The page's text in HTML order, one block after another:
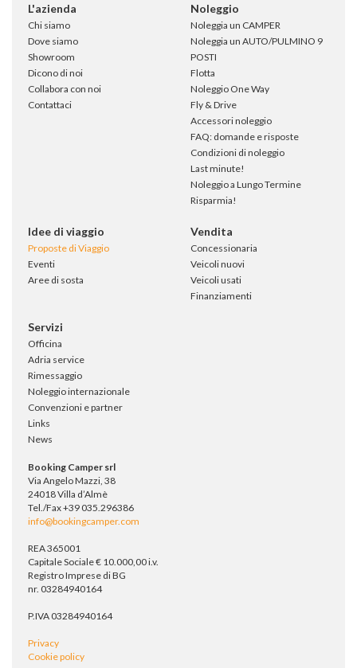
L'azienda
Chi siamo
Dove siamo
Showroom
Dicono di noi
Collabora con noi
Contattaci
Noleggio
Noleggia un CAMPER
Noleggia un AUTO/PULMINO 9
POSTI
Flotta
Noleggio One Way
Fly & Drive
Accessori noleggio
FAQ: domande e risposte
Condizioni di noleggio
Last minute!
Noleggio a Lungo Termine
Risparmia!
Idee di viaggio
Proposte di Viaggio
Eventi
Aree di sosta
Vendita
Concessionaria
Veicoli nuovi
Veicoli usati
Finanziamenti
Servizi
Officina
Adria service
Rimessaggio
Noleggio internazionale
Convenzioni e partner
Links
News
Booking Camper srl
Via Angelo Mazzi, 38
24018 Villa d’Almè
Tel./Fax +39 035.296386
info@bookingcamper.com
REA 365001
Capitale Sociale € 10.000,00 i.v.
Registro Imprese di BG
nr. 03284940164
P.IVA 03284940164
Privacy
Cookie policy